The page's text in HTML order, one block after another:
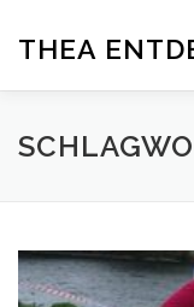
Inhalt
THEA
ÜBER THEA